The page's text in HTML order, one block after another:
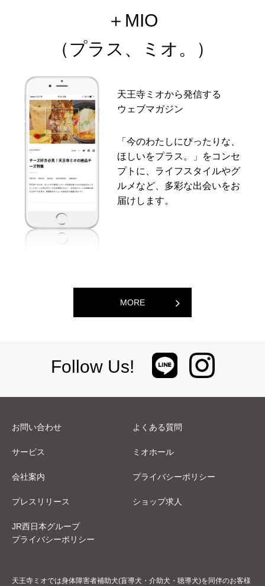
＋MIO
（プラス、ミオ。）
天王寺ミオから発信する
ウェブマガジン
「今のわたしにぴったりな、
ほしいをプラス。」をコンセ
プトに、ライフスタイルやグ
ルメなど、多彩な出会いをお
届けします。
MORE
Follow Us!
お問い合わせ よくある質問
サービス ミオホール
会社案内 プライバシーポリシー
プレスリリース ショップ求人
JR西日本グループ
プライバシーポリシー
天王寺ミオでは身体障害者補助犬(盲導犬・介助犬・聴導犬)を同伴のお客様